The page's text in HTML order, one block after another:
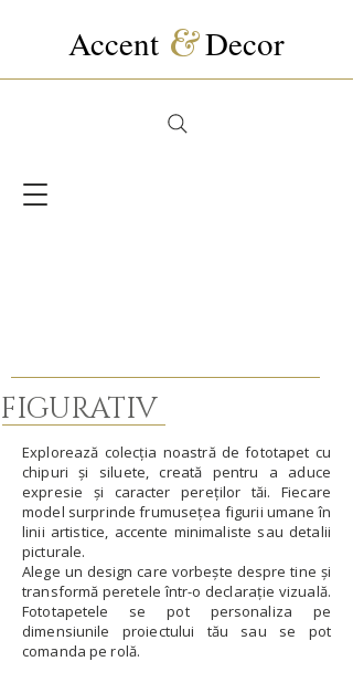
Accent &Decor
FIGURATIV
Explorează colecția noastră de fototapet cu
chipuri și siluete, creată pentru a aduce
expresie și caracter pereților tăi. Fiecare
model surprinde frumusețea figurii umane în
linii artistice, accente minimaliste sau detalii
picturale.
Alege un design care vorbește despre tine și
transformă peretele într-o declarație vizuală.
Fototapetele se pot personaliza pe
dimensiunile proiectului tău sau se pot
comanda pe rolă.